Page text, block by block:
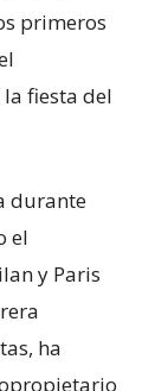
primeros
fiesta del
durante
el
y Paris
ha